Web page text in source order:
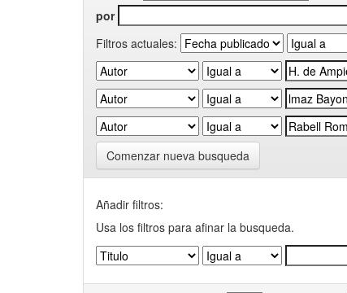
por
Filtros actuales:
Comenzar nueva busqueda
Añadir filtros:
Usa los filtros para afinar la busqueda.